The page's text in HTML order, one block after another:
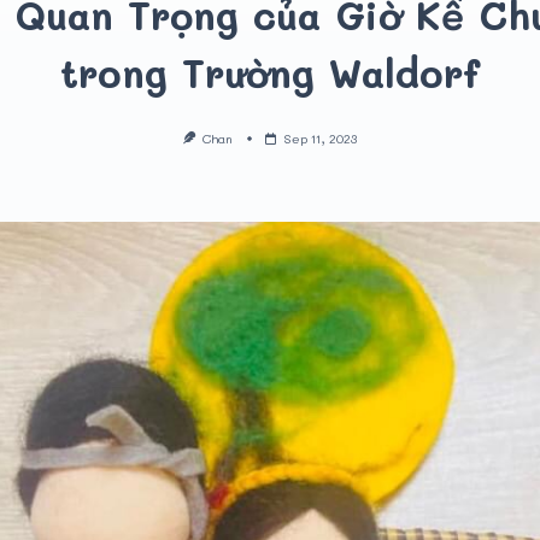
Quan Trọng của Giờ Kể
trong Trường Waldorf
Chan Sep 11, 2023